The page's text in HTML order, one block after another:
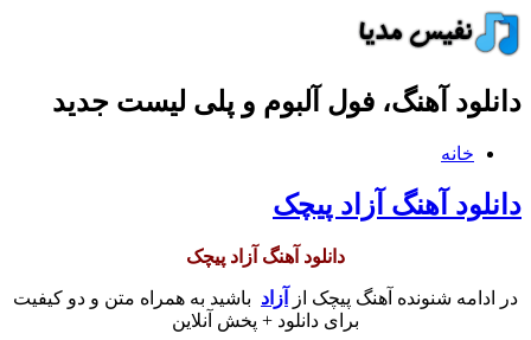
دانلود آهنگ، فول آلبوم و پلی لیست جدید
خانه
دانلود آهنگ آزاد پیچک
دانلود آهنگ آزاد پیچک
در ادامه شنونده آهنگ پیچک از آزاد باشید به همراه متن و دو کیفیت
برای دانلود + پخش آنلاین